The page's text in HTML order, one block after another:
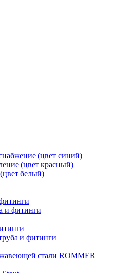
(цвет синий)
(цвет красный)
белый)
и фитинги
и фитинги
стали ROMMER